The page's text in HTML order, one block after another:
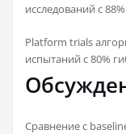
исследований с
Platform trials
испытаний с 80%
Сравнение с